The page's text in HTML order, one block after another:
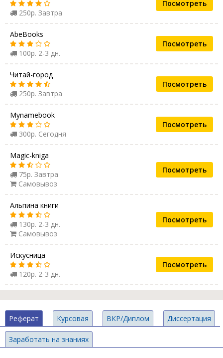
250р. Завтра
Посмотреть
AbeBooks
100р. 2-3 дн.
Посмотреть
Читай-город
250р. Завтра
Посмотреть
Mynamebook
300р. Сегодня
Посмотреть
Magic-kniga
75р. Завтра
Самовывоз
Посмотреть
Альпина книги
130р. 2-3 дн.
Самовывоз
Посмотреть
Искусница
120р. 2-3 дн.
Посмотреть
Реферат Курсовая ВКР/Диплом Диссертация
Заработать на знаниях